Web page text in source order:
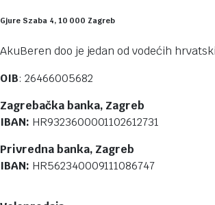
Gjure Szaba 4, 10 000 Zagreb
AkuBeren doo je jedan od vodećih
OIB: 26466005682
Zagrebačka banka, Zagreb
IBAN: HR9323600001102612731
Privredna banka, Zagreb
IBAN: HR562340009111086747